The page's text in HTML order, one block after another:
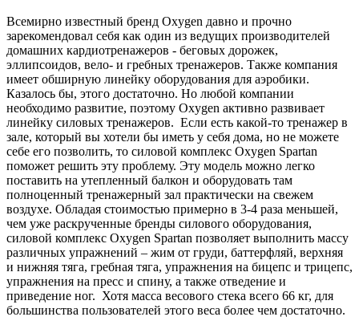
Всемирно известный бренд Oxygen давно и прочно
зарекомендовал себя как один из ведущих производителей
домашних кардиотренажеров - беговых дорожек,
эллипсоидов, вело- и гребных тренажеров. Также компания
имеет обширную линейку оборудования для аэробики.
Казалось бы, этого достаточно. Но любой компании
необходимо развитие, поэтому Oxygen активно развивает
линейку силовых тренажеров. Если есть какой-то тренажер в
зале, который вы хотели бы иметь у себя дома, но не можете
себе его позволить, то силовой комплекс Oxygen Spartan
поможет решить эту проблему. Эту модель можно легко
поставить на утепленный балкон и оборудовать там
полноценный тренажерный зал практически на свежем
воздухе. Обладая стоимостью примерно в 3-4 раза меньшей,
чем уже раскрученные бренды силового оборудования,
силовой комплекс Oxygen Spartan позволяет выполнить массу
различных упражнений – жим от груди, баттерфляй, верхняя
и нижняя тяга, гребная тяга, упражнения на бицепс и трицепс,
упражнения на пресс и спину, а также отведение и
приведение ног. Хотя масса весового стека всего 66 кг, для
большинства пользователей этого веса более чем достаточно.